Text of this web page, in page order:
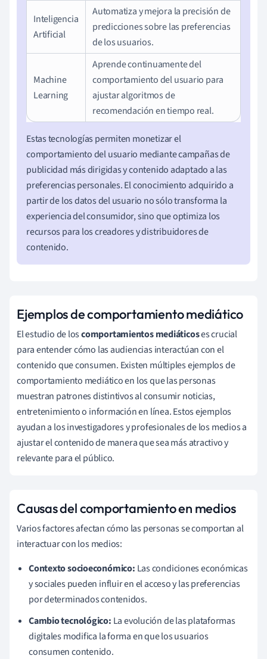
Inteligencia
Artificial
Automatiza y mejora la precisión de
predicciones sobre las preferencias
de los usuarios.
Machine
Learning
Aprende continuamente del
comportamiento del usuario para
ajustar algoritmos de
recomendación en tiempo real.
Estas tecnologías permiten monetizar el
comportamiento del usuario mediante campañas de
publicidad más dirigidas y contenido adaptado a las
preferencias personales. El conocimiento adquirido a
partir de los datos del usuario no sólo transforma la
experiencia del consumidor, sino que optimiza los
recursos para los creadores y distribuidores de
contenido.
Ejemplos de comportamiento mediático
El estudio de loscomportamientos mediáticoses crucial
para entender cómo las audiencias interactúan con el
contenido que consumen. Existen múltiples ejemplos de
comportamiento mediático en los que las personas
muestran patrones distintivos al consumir noticias,
entretenimiento o información en línea. Estos ejemplos
ayudan a los investigadores y profesionales de los medios a
ajustar el contenido de manera que sea más atractivo y
relevante para el público.
Causas del comportamiento en medios
Varios factores afectan cómo las personas se comportan al
interactuar con los medios:
Contexto socioeconómico: Las condiciones económicas
y sociales pueden influir en el acceso y las preferencias
por determinados contenidos.
Cambio tecnológico: La evolución de las plataformas
digitales modifica la forma en que los usuarios
consumen contenido.